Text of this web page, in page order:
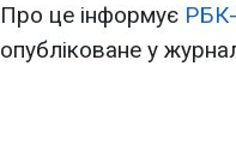
Про це інформує РБК-
опубліковане у